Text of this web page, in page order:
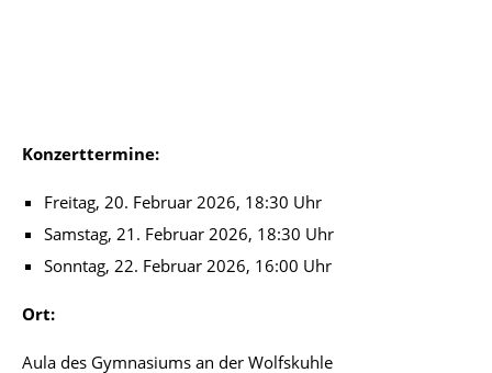
Konzerttermine:
Freitag, 20. Februar 2026, 18:30 Uhr
Samstag, 21. Februar 2026, 18:30 Uhr
Sonntag, 22. Februar 2026, 16:00 Uhr
Ort:
Aula des Gymnasiums an der Wolfskuhle